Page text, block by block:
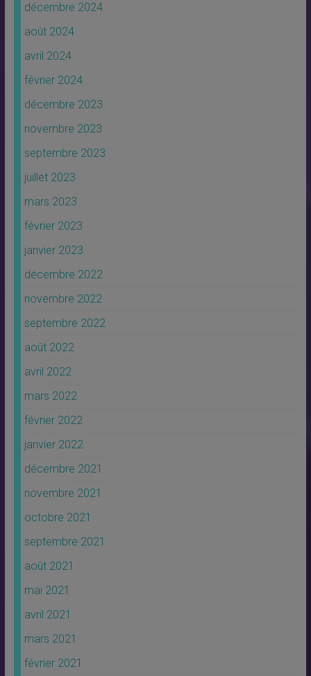
décembre 2024
août 2024
avril 2024
février 2024
décembre 2023
novembre 2023
septembre 2023
juillet 2023
mars 2023
février 2023
janvier 2023
décembre 2022
novembre 2022
septembre 2022
août 2022
avril 2022
mars 2022
février 2022
janvier 2022
décembre 2021
novembre 2021
octobre 2021
septembre 2021
août 2021
mai 2021
avril 2021
mars 2021
février 2021